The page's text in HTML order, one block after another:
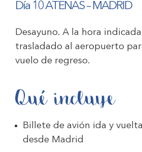
Día 10 ATENAS – MADRID
Desayuno. A la hora
trasladado al aeropuerto
vuelo de regreso.
Qué incluye
Billete de avión ida y
desde Madrid